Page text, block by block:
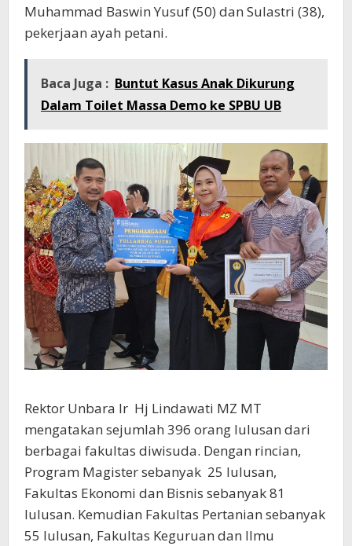
Muhammad Baswin Yusuf (50) dan Sulastri (38),
pekerjaan ayah petani.
Baca Juga : Buntut Kasus Anak Dikurung
Dalam Toilet Massa Demo ke SPBU UB
Rektor Unbara Ir Hj Lindawati MZ MT
mengatakan sejumlah 396 orang lulusan dari
berbagai fakultas diwisuda. Dengan rincian,
Program Magister sebanyak 25 lulusan,
Fakultas Ekonomi dan Bisnis sebanyak 81
lulusan. Kemudian Fakultas Pertanian sebanyak
55 lulusan, Fakultas Keguruan dan Ilmu